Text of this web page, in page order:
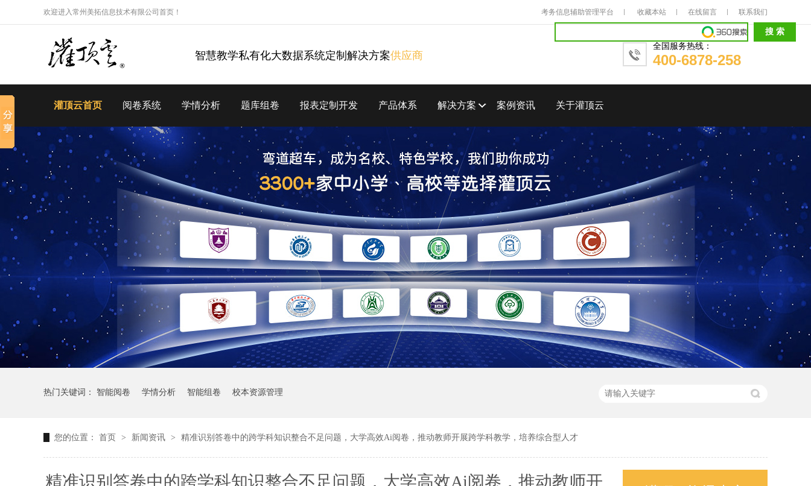
考务信息辅助管理平台 收藏本站 在线留言 联系我们
欢迎进入常州美拓信息技术有限公司首页！
智慧教学私有化大数据系统定制解决方案供应商
全国服务热线：
400-6878-258
灌顶云首页 阅卷系统 学情分析 题库组卷 报表定制开发 产品体系 解决方案 案例资讯 关于灌顶云
热门关键词： 智能阅卷 学情分析 智能组卷 校本资源管理
您的位置： 首页 > 新闻资讯 > 精准识别答卷中的跨学科知识整合不足问题，大学高效Ai阅卷，推动教师开展跨学科教学，培养综合型人才
精准识别答卷中的跨学科知识整合不足问题，大学高效Ai阅卷，推动教师开